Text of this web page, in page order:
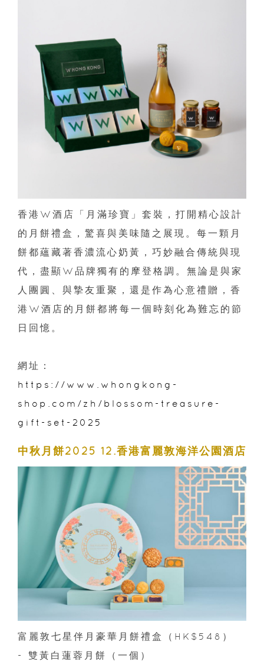
香港W酒店「月滿珍寶」套裝，打開精心設計
的月餅禮盒，驚喜與美味隨之展現。每一顆月
餅都蘊藏著香濃流心奶黃，巧妙融合傳統與現
代，盡顯W品牌獨有的摩登格調。無論是與家
人團圓、與摯友重聚，還是作為心意禮贈，香
港W酒店的月餅都將每一個時刻化為難忘的節
日回憶。
網址：
https://www.whongkong-
shop.com/zh/blossom-treasure-
gift-set-2025
中秋月餅2025 12.香港富麗敦海洋公園酒店
富麗敦七星伴月豪華月餅禮盒（HK$548）
- 雙黃白蓮蓉月餅（一個）